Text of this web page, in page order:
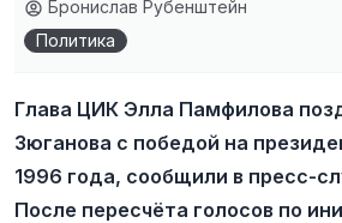
Бронислав Рубенштейн
Политика
Глава ЦИК Элла Памфилова
Зюганова с победой на
1996 года, сообщили в пресс-
После пересчёта голосов по